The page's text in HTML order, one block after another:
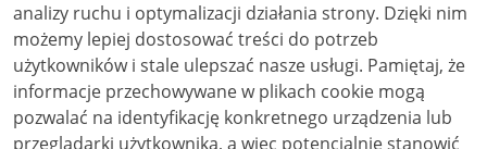
analizy ruchu i optymalizacji działania strony. Dzięki nim
możemy lepiej dostosować treści do potrzeb
użytkowników i stale ulepszać nasze usługi. Pamiętaj, że
informacje przechowywane w plikach cookie mogą
pozwalać na identyfikację konkretnego urządzenia lub
przeglądarki użytkownika, a więc potencjalnie stanowić